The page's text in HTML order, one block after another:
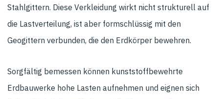
Stahlgittern. Diese Verkleidung wirkt nicht strukturell auf
die Lastverteilung, ist aber formschlüssig mit den
Geogittern verbunden, die den Erdkörper bewehren.
Sorgfältig bemessen können kunststoffbewehrte
Erdbauwerke hohe Lasten aufnehmen und eignen sich